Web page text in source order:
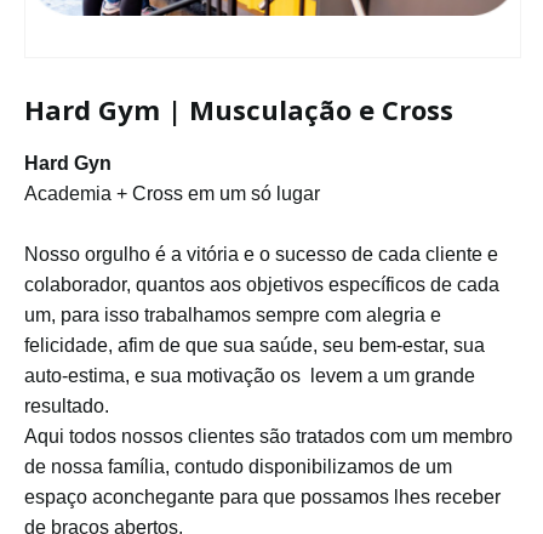
Hard Gym | Musculação e Cross
Hard Gyn
Academia + Cross em um só lugar
Nosso orgulho é a vitória e o sucesso de cada cliente e
colaborador, quantos aos objetivos específicos de cada
um, para isso trabalhamos sempre com alegria e
felicidade, afim de que sua saúde, seu bem-estar, sua
auto-estima, e sua motivação os levem a um grande
resultado.
Aqui todos nossos clientes são tratados com um membro
de nossa família, contudo disponibilizamos de um
espaço aconchegante para que possamos lhes receber
de braços abertos.